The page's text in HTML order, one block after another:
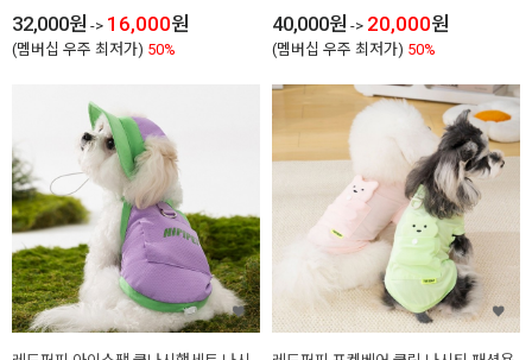
32,000원 -> 16,000원
(멤버십 우주 최저가) 50%
40,000원 -> 20,000원
(멤버십 우주 최저가) 50%